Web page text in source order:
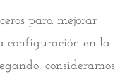
para mejorar
configuración en la
consideramos